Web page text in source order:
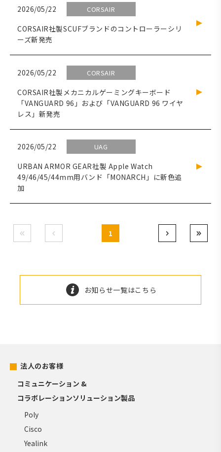
2026/05/22 CORSAIR
CORSAIR社製SCUFブランドのコントローラーシリ
ーズ新発売
2026/05/22 CORSAIR
CORSAIR社製メカニカルゲーミングキーボード
「VANGUARD 96」および「VANGUARD 96 ワイヤ
レス」新発売
2026/05/22 UAG
URBAN ARMOR GEAR社製 Apple Watch
49/46/45/44mm用バンド「MONARCH」に新色追
加
1
お知らせ一覧はこちら
法人のお客様
コミュニケーション &
コラボレーションソリューション製品
Poly
Cisco
Yealink